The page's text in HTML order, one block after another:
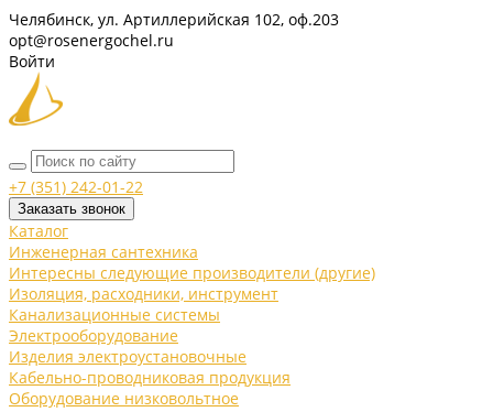
Челябинск, ул. Артиллерийская 102, оф.203
opt@rosenergochel.ru
Войти
+7 (351) 242-01-22
Заказать звонок
Каталог
Инженерная сантехника
Интересны следующие производители (другие)
Изоляция, расходники, инструмент
Канализационные системы
Электрооборудование
Изделия электроустановочные
Кабельно-проводниковая продукция
Оборудование низковольтное